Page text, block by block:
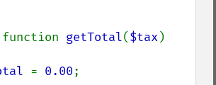
function
getTotal($tax )
= 0.00;